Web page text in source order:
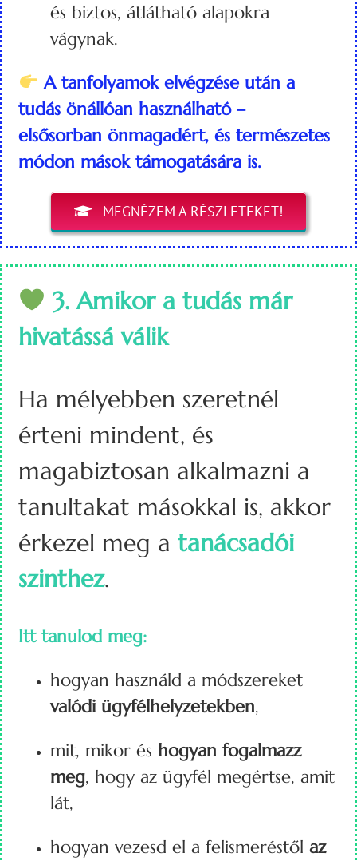
és biztos, átlátható alapokra
vágynak.
A tanfolyamok elvégzése után a
tudás önállóan használható –
elsősorban önmagadért, és természetes
módon mások támogatására is.
MEGNÉZEM A RÉSZLETEKET!
3. Amikor a tudás már
hivatássá válik
Ha mélyebben szeretnél
érteni mindent, és
magabiztosan alkalmazni a
tanultakat másokkal is, akkor
érkezel meg a tanácsadói
szinthez.
Itt tanulod meg:
hogyan használd a módszereket
valódi ügyfélhelyzetekben,
mit, mikor és hogyan fogalmazz
meg, hogy az ügyfél megértse, amit
lát,
hogyan vezesd el a felismeréstől az